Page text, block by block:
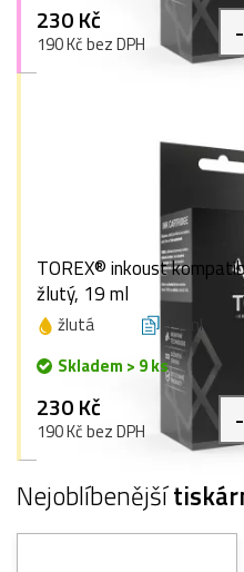
230 Kč
190 Kč bez DPH -
TOREX® inkoust
žlutý, 19 ml
žlutá 19 ml
Skladem > 9 ks
230 Kč
190 Kč bez DPH -
Nejoblíbenější